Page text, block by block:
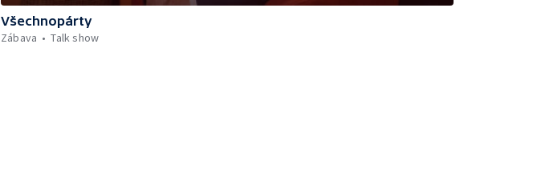
Všechnopárty
Zábava
Talk show